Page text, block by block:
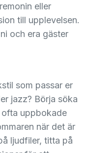
eller
till upplevelsen.
och era gäster
som passar er
jazz? Börja söka
uppbokade
när det är
ljudfiler, titta på